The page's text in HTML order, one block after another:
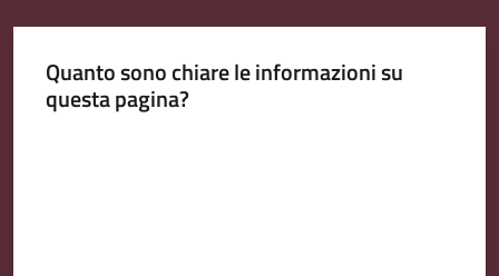
Servizi
Quanto sono chiare le informazioni su
questa pagina?